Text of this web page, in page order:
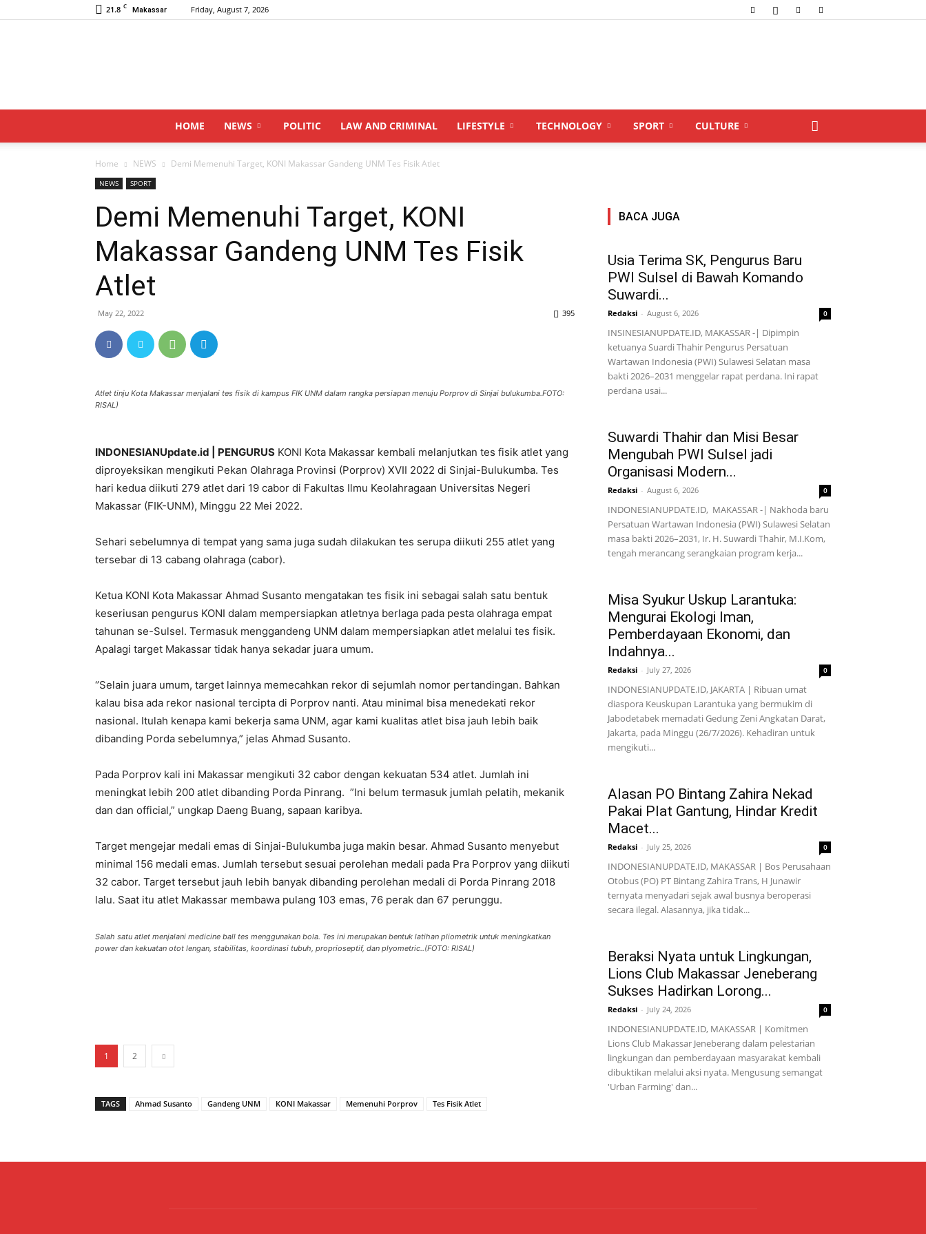
21.8 C Makassar Friday, August 7, 2026
INDONESIANUPDATE.id
HOME NEWS POLITIC LAW AND CRIMINAL LIFESTYLE TECHNOLOGY SPORT CULTURE
Home NEWS Demi Memenuhi Target, KONI Makassar Gandeng UNM Tes Fisik Atlet
NEWS SPORT
Demi Memenuhi Target, KONI
Makassar Gandeng UNM Tes Fisik
Atlet
May 22, 2022 395
Atlet tinju Kota Makassar menjalani tes fisik di kampus FIK UNM dalam rangka persiapan menuju Porprov di Sinjai bulukumba.FOTO:
RISAL)
INDONESIANUpdate.id | PENGURUS KONI Kota Makassar kembali melanjutkan tes fisik atlet yang
diproyeksikan mengikuti Pekan Olahraga Provinsi (Porprov) XVII 2022 di Sinjai-Bulukumba. Tes
hari kedua diikuti 279 atlet dari 19 cabor di Fakultas Ilmu Keolahragaan Universitas Negeri
Makassar (FIK-UNM), Minggu 22 Mei 2022.
Sehari sebelumnya di tempat yang sama juga sudah dilakukan tes serupa diikuti 255 atlet yang
tersebar di 13 cabang olahraga (cabor).
Ketua KONI Kota Makassar Ahmad Susanto mengatakan tes fisik ini sebagai salah satu bentuk
keseriusan pengurus KONI dalam mempersiapkan atletnya berlaga pada pesta olahraga empat
tahunan se-Sulsel. Termasuk menggandeng UNM dalam mempersiapkan atlet melalui tes fisik.
Apalagi target Makassar tidak hanya sekadar juara umum.
‘’Selain juara umum, target lainnya memecahkan rekor di sejumlah nomor pertandingan. Bahkan
kalau bisa ada rekor nasional tercipta di Porprov nanti. Atau minimal bisa menedekati rekor
nasional. Itulah kenapa kami bekerja sama UNM, agar kami kualitas atlet bisa jauh lebih baik
dibanding Porda sebelumnya,” jelas Ahmad Susanto.
Pada Porprov kali ini Makassar mengikuti 32 cabor dengan kekuatan 534 atlet. Jumlah ini
meningkat lebih 200 atlet dibanding Porda Pinrang. ”Ini belum termasuk jumlah pelatih, mekanik
dan dan official,” ungkap Daeng Buang, sapaan karibya.
Target mengejar medali emas di Sinjai-Bulukumba juga makin besar. Ahmad Susanto menyebut
minimal 156 medali emas. Jumlah tersebut sesuai perolehan medali pada Pra Porprov yang diikuti
32 cabor. Target tersebut jauh lebih banyak dibanding perolehan medali di Porda Pinrang 2018
lalu. Saat itu atlet Makassar membawa pulang 103 emas, 76 perak dan 67 perunggu.
Salah satu atlet menjalani medicine ball tes menggunakan bola. Tes ini merupakan bentuk latihan pliometrik untuk meningkatkan
power dan kekuatan otot lengan, stabilitas, koordinasi tubuh, proprioseptif, dan plyometric..(FOTO: RISAL)
1 2
TAGS Ahmad Susanto Gandeng UNM KONI Makassar Memenuhi Porprov Tes Fisik Atlet
BACA JUGA
Usia Terima SK, Pengurus Baru
PWI Sulsel di Bawah Komando
Suwardi...
Redaksi - August 6, 2026 0
INSINESIANUPDATE.ID, MAKASSAR -| Dipimpin
ketuanya Suardi Thahir Pengurus Persatuan
Wartawan Indonesia (PWI) Sulawesi Selatan masa
bakti 2026–2031 menggelar rapat perdana. Ini rapat
perdana usai...
Suwardi Thahir dan Misi Besar
Mengubah PWI Sulsel jadi
Organisasi Modern...
Redaksi - August 6, 2026 0
INDONESIANUPDATE.ID, MAKASSAR -| Nakhoda baru
Persatuan Wartawan Indonesia (PWI) Sulawesi Selatan
masa bakti 2026–2031, Ir. H. Suwardi Thahir, M.I.Kom,
tengah merancang serangkaian program kerja...
Misa Syukur Uskup Larantuka:
Mengurai Ekologi Iman,
Pemberdayaan Ekonomi, dan
Indahnya...
Redaksi - July 27, 2026 0
INDONESIANUPDATE.ID, JAKARTA | Ribuan umat
diaspora Keuskupan Larantuka yang bermukim di
Jabodetabek memadati Gedung Zeni Angkatan Darat,
Jakarta, pada Minggu (26/7/2026). Kehadiran untuk
mengikuti...
Alasan PO Bintang Zahira Nekad
Pakai Plat Gantung, Hindar Kredit
Macet...
Redaksi - July 25, 2026 0
INDONESIANUPDATE.ID, MAKASSAR | Bos Perusahaan
Otobus (PO) PT Bintang Zahira Trans, H Junawir
ternyata menyadari sejak awal busnya beroperasi
secara ilegal. Alasannya, jika tidak...
Beraksi Nyata untuk Lingkungan,
Lions Club Makassar Jeneberang
Sukses Hadirkan Lorong...
Redaksi - July 24, 2026 0
INDONESIANUPDATE.ID, MAKASSAR | Komitmen
Lions Club Makassar Jeneberang dalam pelestarian
lingkungan dan pemberdayaan masyarakat kembali
dibuktikan melalui aksi nyata. Mengusung semangat
'Urban Farming' dan...